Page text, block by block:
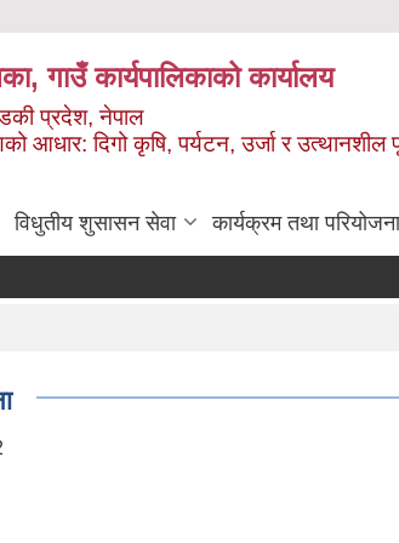
गाउँ कार्यपालिकाको कार्यालय
प्रदेश, नेपाल
आधार: दिगो कृषि, पर्यटन, उर्जा र उत्थानशील
विधुतीय शुसासन सेवा कार्यक्रम तथा परियोजना